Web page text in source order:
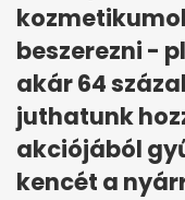
beszerezni -
akár 64
juthatunk
akciójából
kencét a